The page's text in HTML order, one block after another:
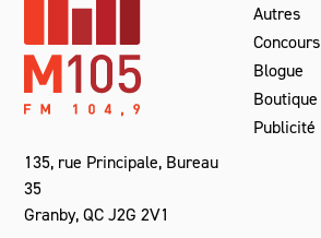
135, rue Principale, Bureau
35
Granby, QC J2G 2V1
Autres
Concours
Blogue
Boutique
Publicité